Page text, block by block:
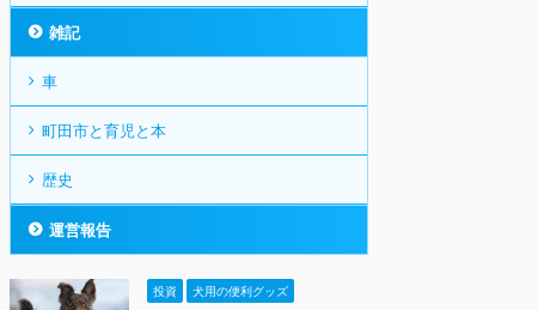
雑記
車
町田市と育児と本
歴史
運営報告
投資 犬用の便利グッズ